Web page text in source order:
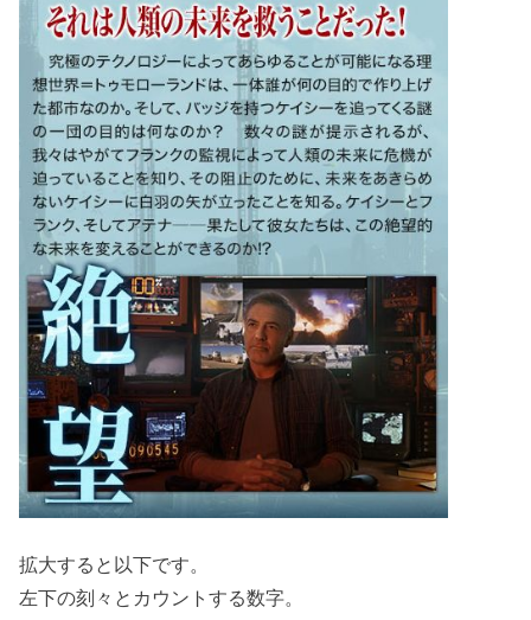
拡大すると以下です。
左下の刻々とカウントする数字。